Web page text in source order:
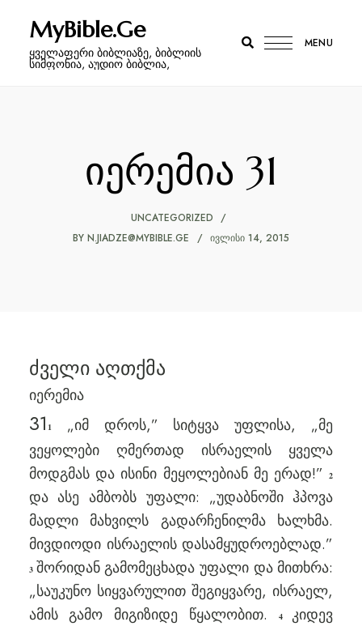
MyBible.Ge
ყველაფერი ბიბლიაზე, ბიბლიის
სიმფონია, აუდიო ბიბლია,
MENU
იერემია 31
UNCATEGORIZED
BY N.JIADZE@MYBIBLE.GE ᲘᲕᲚᲘᲡᲘ 14, 2015
ძველი აღთქმა
იერემია
31 1
„იმ დროს,” სიტყვა უფლისა, „მე
ვეყოლები ღმერთად ისრაელის ყველა
მოდგმას და ისინი მეყოლებიან მე ერად!”2
და ასე ამბობს უფალი: „უდაბნოში ჰპოვა
მადლი მახვილს გადარჩენილმა ხალხმა.
მივდიოდი ისრაელის დასამყუდროებლად.”
3 შორიდან გამომეცხადა უფალი და მითხრა:
„საუკუნო სიყვარულით შეგიყვარე, ისრაელ,
ამის გამო მიგიზიდე წყალობით.
4 კიდევ